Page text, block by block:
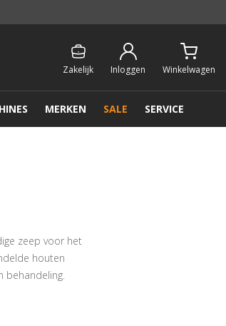
Zakelijk Inloggen Winkelwagen
MERKEN SALE SERVICE
zeep voor het
houten
behandeling.